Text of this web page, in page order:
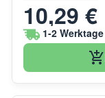
10,29 €
1-2 Werktage